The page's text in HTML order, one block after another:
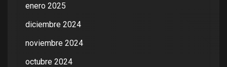
enero 2025
diciembre 2024
noviembre 2024
octubre 2024